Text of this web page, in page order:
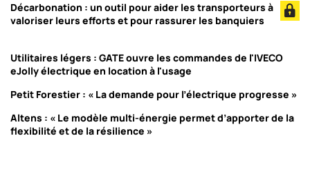
Décarbonation : un outil pour aider les transporteurs à
valoriser leurs efforts et pour rassurer les banquiers
Utilitaires légers : GATE ouvre les commandes de l'IVECO
eJolly électrique en location à l'usage
Petit Forestier : « La demande pour l’électrique progresse »
Altens : « Le modèle multi-énergie permet d’apporter de la
flexibilité et de la résilience »